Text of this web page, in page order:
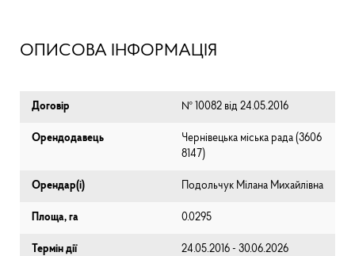
ОПИСОВА ІНФОРМАЦІЯ
Договір № 10082 від 24.05.2016
Орендодавець
Чернівецька міська рада (⁨3606
8147⁩)
Орендар(і) Подольчук Мілана Михайлівна
Площа, га 0.0295
Термін дії 24.05.2016 - 30.06.2026